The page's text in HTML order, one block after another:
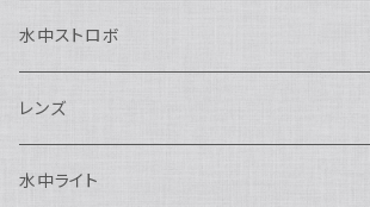
SEA&SEA
Nauticam
SEA&SEA
Sony用
Nautciam
SEA&SEA
OM SYSTEM用
Nauticam
Panasonic用
N120ドームポート
N120マクロポート
SEA&SEA
ドームポート
マクロポート
AOI
ドームポート
FIX
AOI
OM SYSTEM用
Nauticam
SEA&SEA
水中ストロボ
SEA&SEA
アクセサリー
AOI
レンズ
マクロコンバージョンレンズ
水中ライト